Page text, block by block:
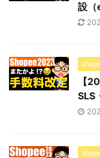
設（
【
SLS